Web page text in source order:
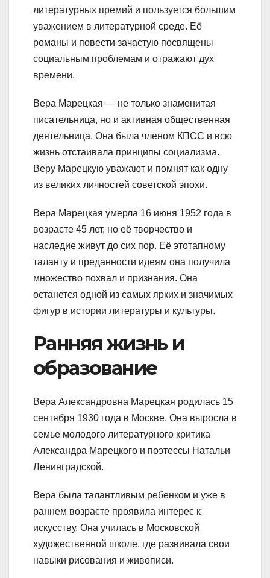
литературных премий и пользуется большим
уважением в литературной среде. Её
романы и повести зачастую посвящены
социальным проблемам и отражают дух
времени.
Вера Марецкая — не только знаменитая
писательница, но и активная общественная
деятельница. Она была членом КПСС и всю
жизнь отстаивала принципы социализма.
Веру Марецкую уважают и помнят как одну
из великих личностей советской эпохи.
Вера Марецкая умерла 16 июня 1952 года в
возрасте 45 лет, но её творчество и
наследие живут до сих пор. Её этотапному
таланту и преданности идеям она получила
множество похвал и признания. Она
останется одной из самых ярких и значимых
фигур в истории литературы и культуры.
Ранняя жизнь и
образование
Вера Александровна Марецкая родилась 15
сентября 1930 года в Москве. Она выросла в
семье молодого литературного критика
Александра Марецкого и поэтессы Натальи
Ленинградской.
Вера была талантливым ребенком и уже в
раннем возрасте проявила интерес к
искусству. Она училась в Московской
художественной школе, где развивала свои
навыки рисования и живописи.